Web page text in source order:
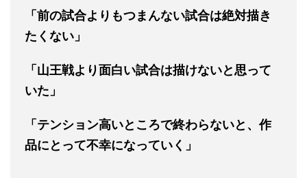
「前の試合よりもつまんない試合は絶対描き
たくない」
「山王戦より面白い試合は描けないと思って
いた」
「テンション高いところで終わらないと、作
品にとって不幸になっていく」